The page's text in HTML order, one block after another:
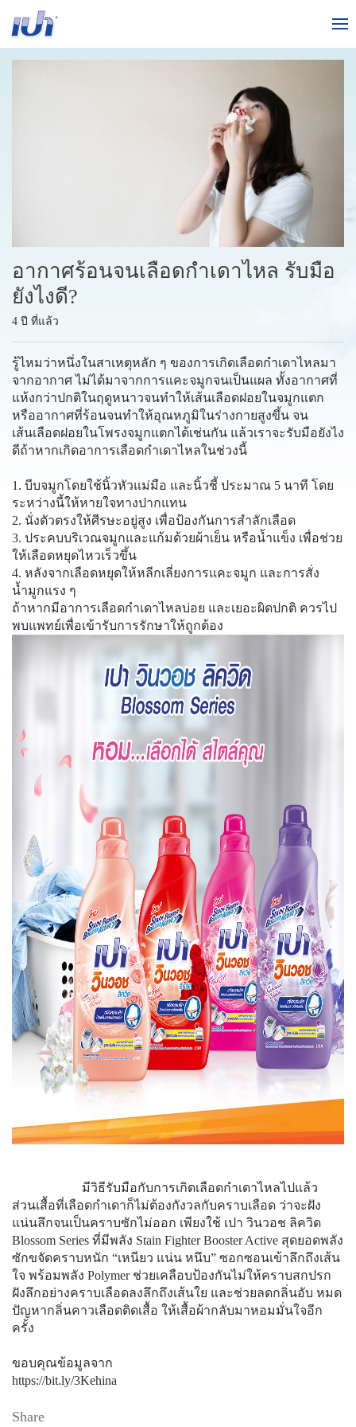
อากาศร้อนจนเลือดกำเดาไหล รับมือ
ยังไงดี?
4 ปี ที่แล้ว
รู้ไหมว่าหนึ่งในสาเหตุหลัก ๆ ของการเกิดเลือดกำเดาไหลมา
จากอากาศ ไม่ได้มาจากการแคะจมูกจนเป็นแผล ทั้งอากาศที่
แห้งกว่าปกติในฤดูหนาวจนทำให้เส้นเลือดฝอยในจมูกแตก
หรืออากาศที่ร้อนจนทำให้อุณหภูมิในร่างกายสูงขึ้น จน
เส้นเลือดฝอยในโพรงจมูกแตกได้เช่นกัน แล้วเราจะรับมือยังไง
ดีถ้าหากเกิดอาการเลือดกำเดาไหลในช่วงนี้
1. บีบจมูกโดยใช้นิ้วหัวแม่มือ และนิ้วชี้ ประมาณ 5 นาที โดย
ระหว่างนี้ให้หายใจทางปากแทน
2. นั่งตัวตรงให้ศีรษะอยู่สูง เพื่อป้องกันการสำลักเลือด
3. ประคบบริเวณจมูกและแก้มด้วยผ้าเย็น หรือน้ำแข็ง เพื่อช่วย
ให้เลือดหยุดไหวเร็วขึ้น
4. หลังจากเลือดหยุดให้หลีกเลี่ยงการแคะจมูก และการสั่ง
น้ำมูกแรง ๆ
ถ้าหากมีอาการเลือดกำเดาไหลบ่อย และเยอะผิดปกติ ควรไป
พบแพทย์เพื่อเข้ารับการรักษาให้ถูกต้อง
มีวิธีรับมือกับการเกิดเลือดกำเดาไหลไปแล้ว
ส่วนเสื้อที่เลือดกำเดาก็ไม่ต้องกังวลกับคราบเลือด ว่าจะฝัง
แน่นลึกจนเป็นคราบซักไม่ออก เพียงใช้ เปา วินวอช ลิควิด
Blossom Series ที่มีพลัง Stain Fighter Booster Active สุดยอดพลัง
ซักขจัดคราบหนัก “เหนียว แน่น หนึบ” ซอกซอนเข้าลึกถึงเส้น
ใจ พร้อมพลัง Polymer ช่วยเคลือบป้องกันไม่ให้คราบสกปรก
ฝังลึกอย่างคราบเลือดลงลึกถึงเส้นใย และช่วยลดกลิ่นอับ หมด
ปัญหากลิ่นคาวเลือดติดเสื้อ ให้เสื้อผ้ากลับมาหอมมั่นใจอีก
ครั้ง
ขอบคุณข้อมูลจาก
https://bit.ly/3Kehina
Share